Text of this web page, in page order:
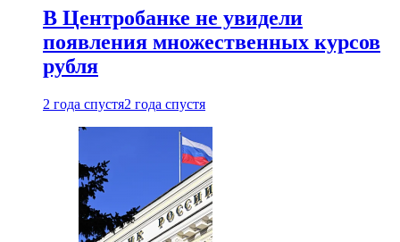
В Центробанке не увидели
появления множественных курсов
рубля
2 года спустя2 года спустя